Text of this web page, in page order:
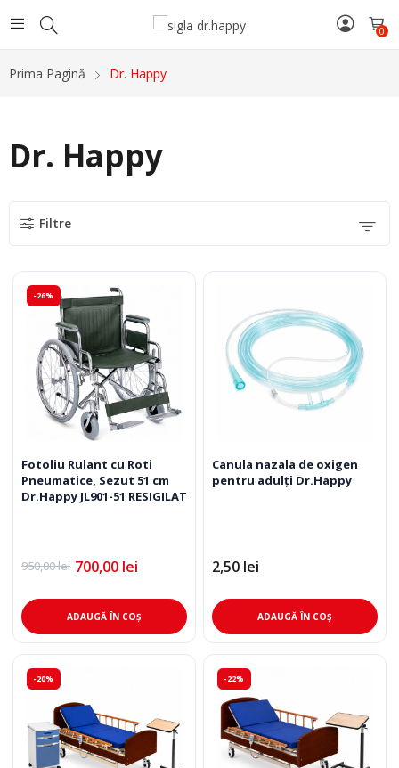
0
Prima Pagină Dr. Happy
Dr. Happy
Filtre
-26%
Fotoliu Rulant cu Roti
Pneumatice, Sezut 51 cm
Dr.Happy JL901-51 RESIGILAT
950,00lei
Prețul
a
fost:
950,00 lei.
700,00 lei
Prețul
este:
700,00 lei.ADAUGĂ ÎN COȘ
Canula nazala de oxigen
pentru adulți Dr.Happy
2,50 lei
ADAUGĂ ÎN COȘ
-20% -22%